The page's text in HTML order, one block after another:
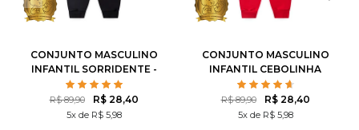
CONJUNTO MASCULINO
INFANTIL SORRIDENTE -
TURMA DA MÔNICA
R$ 89,90 R$ 28,40
5x de R$ 5,98
CONJUNTO MASCULINO
INFANTIL CEBOLINHA
SKATISTA - TURMA DA
MÔNICA
R$ 89,90 R$ 28,40
5x de R$ 5,98